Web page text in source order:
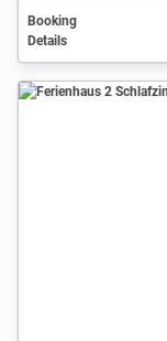
Booking
Details